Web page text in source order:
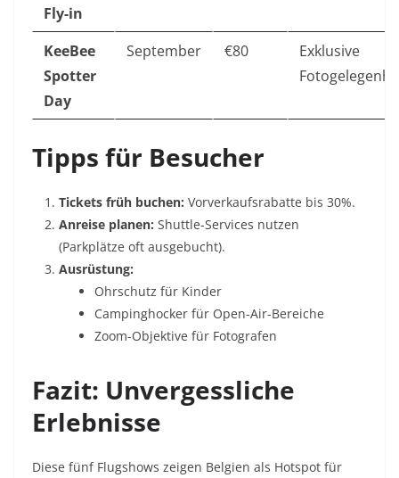
Fly-in
KeeBee
Spotter
Day
September €80
Exklusive
Tipps für Besucher
Tickets früh buchen: Vorverkaufsrabatte bis 30%.
Anreise planen: Shuttle-Services nutzen
(Parkplätze oft ausgebucht).
Ausrüstung:
Ohrschutz für Kinder
Campinghocker für Open-Air-Bereiche
Zoom-Objektive für Fotografen
Fazit: Unvergessliche
Erlebnisse
Diese fünf Flugshows zeigen Belgien als Hotspot für